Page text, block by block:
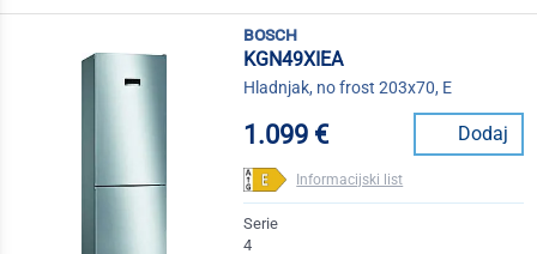
bosch
KGN49XIEA
Hladnjak, no frost 203x70, E
1.099 € Dodaj
Informacijski list
Serie
4